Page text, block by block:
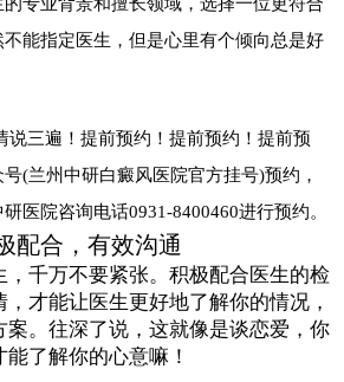
能指定医生，但是心里有个倾向总是好
说三遍！提前预约！提前预约！提前预
(兰州中研白癜风医院官方挂号)预约，
医院咨询电话0931-8400460进行预约。
配合，有效沟通
，千万不要紧张。积极配合医生的检
才能让医生更好地了解你的情况，
案。往深了说，这就像是谈恋爱，你
了解你的心意嘛！